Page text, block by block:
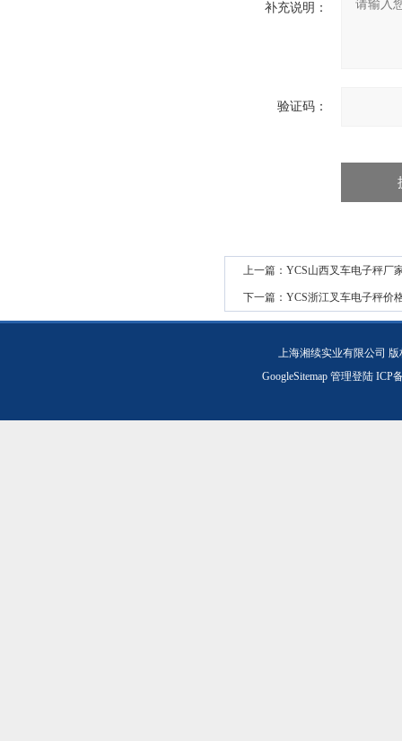
补充说明：
验证码：
上一篇： YCS山西叉车电子秤厂
下一篇： YCS浙江叉车电子秤价
上海湘续实业有限公司
GoogleSitemap 管理登陆ICP